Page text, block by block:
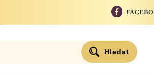
Hledat